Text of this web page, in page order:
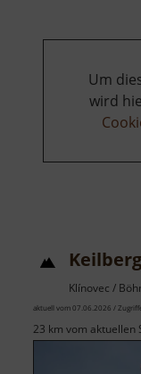
Um
wird
Keilberg
Klínovec /
aktuell vom 07.06.2026 /
23 km vom aktuellen